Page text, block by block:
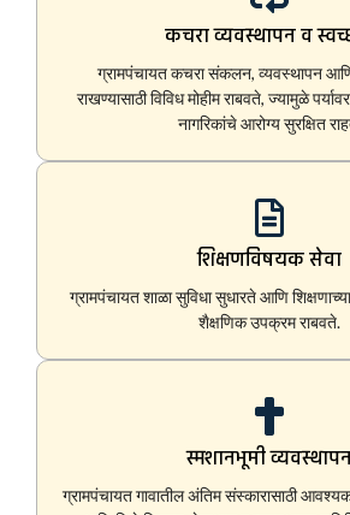
कचरा व्यवस्थापन व
ग्रामपंचायत कचरा संकलन, व्यवस्थापन
राखण्यासाठी विविध मोहीम राबवते, ज्यामुळे
नागरिकांचे आरोग्य सुरक्षित
शिक्षणविषयक सेवा
ग्रामपंचायत शाळा सुविधा सुधारते आणि शिक्षणाच्या
शैक्षणिक उपक्रम राबवते.
स्मशानभूमी
ग्रामपंचायत गावातील अंतिम संस्कारासाठी